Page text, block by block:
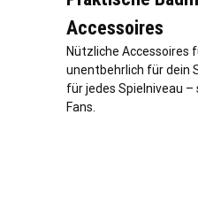
Accessoires
Nützliche Accessoires
unentbehrlich für dein
für jedes Spielniveau
Fans.